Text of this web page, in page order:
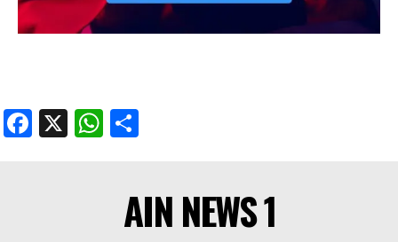
Facebook
X WhatsApp
AIN NEWS 1